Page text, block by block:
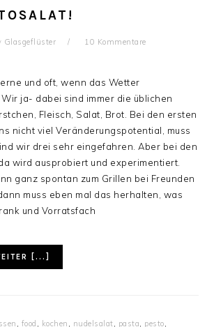
Glasgeflüster 10 Kommentare
und oft, wenn das Wetter
ja- dabei sind immer die üblichen
Fleisch, Salat, Brot. Bei den ersten
nicht viel Veränderungspotential, muss
wir drei sehr eingefahren. Aber bei den
wird ausprobiert und experimentiert.
ganz spontan zum Grillen bei Freunden
muss eben mal das herhalten, was
und Vorratsfach
[...]
, food , kochen , nudelsalat, pasta, pesto,